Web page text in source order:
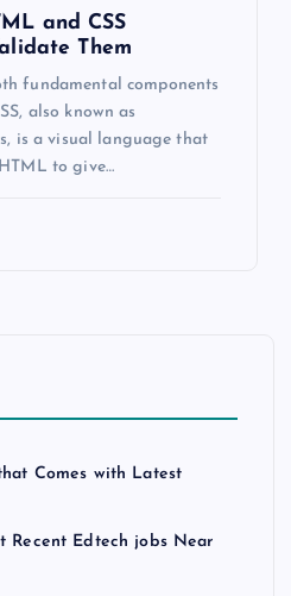
and CSS
Them
fundamental components
also known as
is a visual language that
to give…
Comes with Latest
Recent Edtech jobs Near